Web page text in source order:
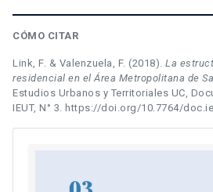
CÓMO CITAR
Link, F. & Valenzuela, F. (2018). La
residencial en el Área Metropolitana de
Estudios Urbanos y Territoriales UC,
IEUT, N° 3. https://doi.org/10.7764/